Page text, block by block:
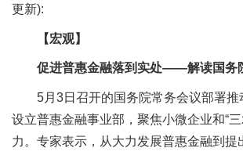
更新):
【宏观】
促进普惠金融落到实处——解读国务
5月3日召开的国务院常务会议部署推
设立普惠金融事业部，聚焦小微企业和“
力。专家表示，从大力发展普惠金融到提